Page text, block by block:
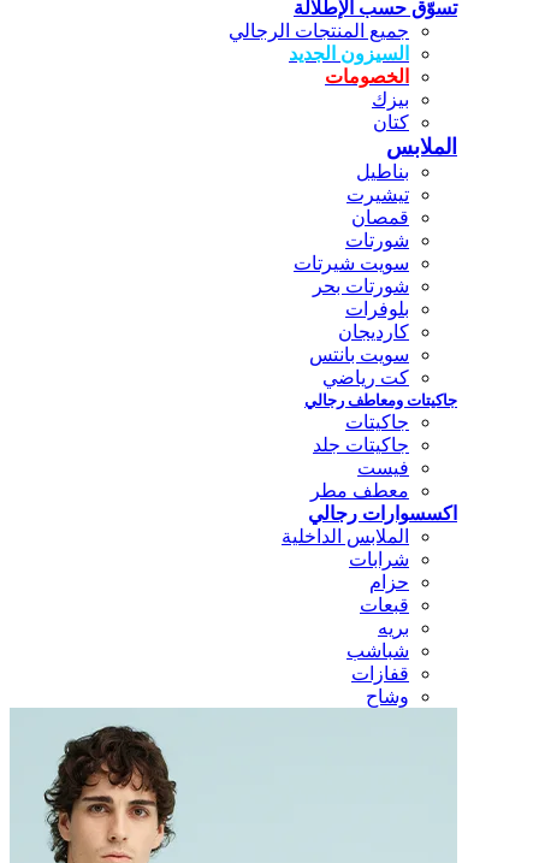
تسوّق حسب الإطلالة
جميع المنتجات الرجالي
السيزون الجديد
الخصومات
بيزك
كتان
الملابس
بناطيل
تيشيرت
قمصان
شورتات
سويت شيرتات
شورتات بحر
بلوفرات
كارديجان
سويت بانتس
كت رياضي
جاكيتات ومعاطف رجالي
جاكيتات
جاكيتات جلد
فيست
معطف مطر
اكسسوارات رجالي
الملابس الداخلية
شرابات
حزام
قبعات
بريه
شباشب
قفازات
وشاح